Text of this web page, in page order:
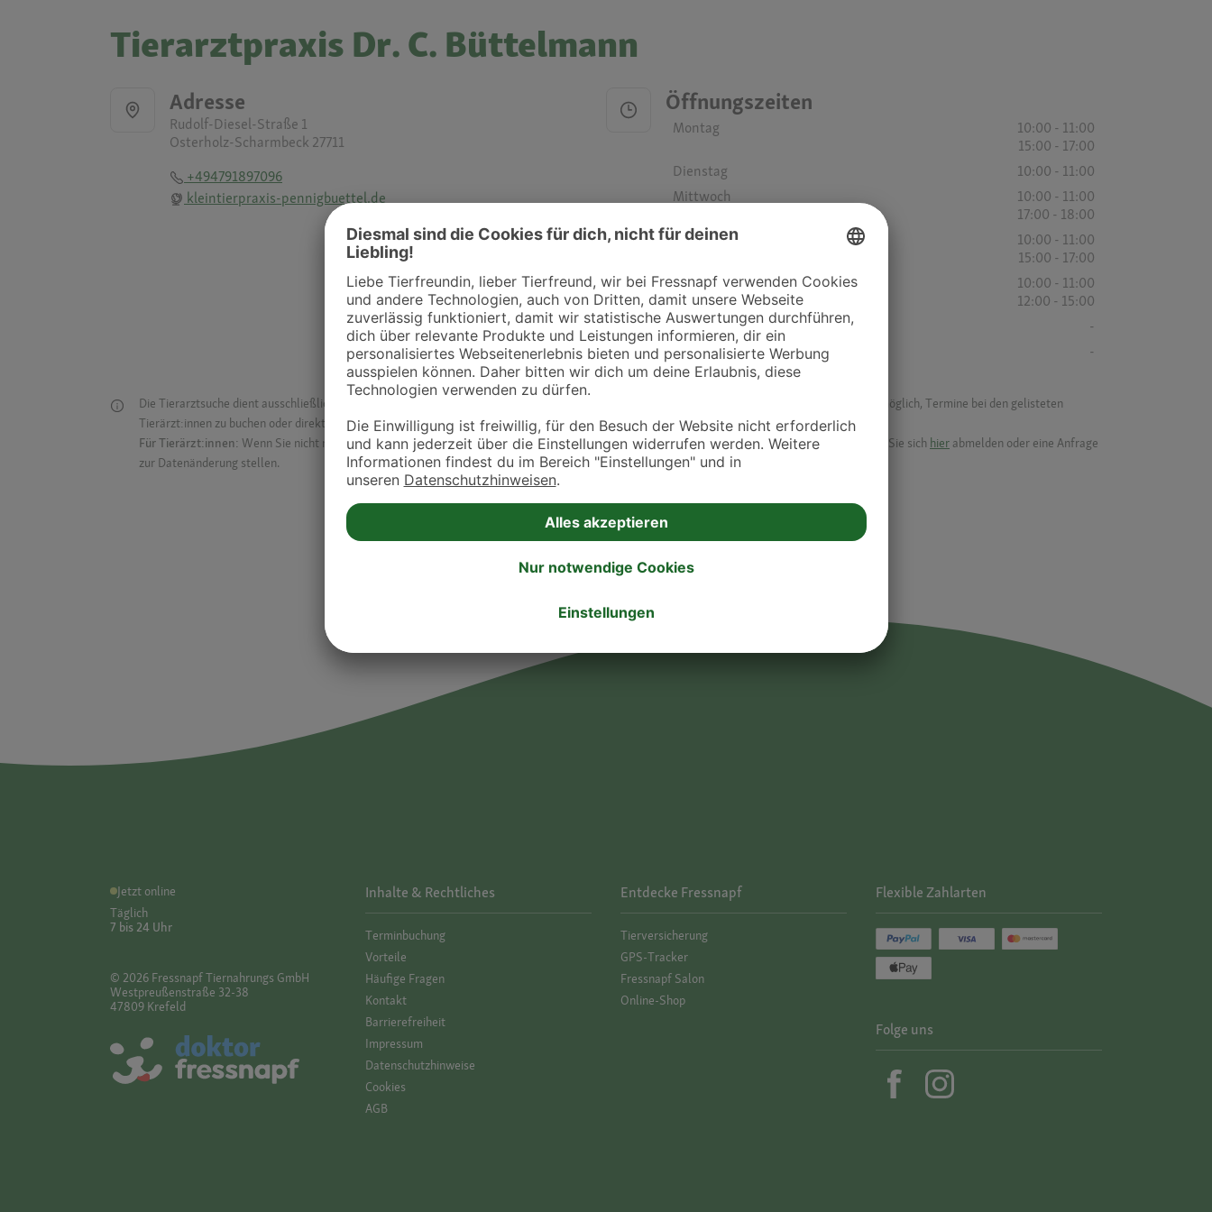
Tierarztpraxis Dr. C. Büttelmann
Adresse
Rudolf-Diesel-Straße 1
Osterholz-Scharmbeck 27711
+494791897096
kleintierpraxis-pennigbuettel.de
Öffnungszeiten
Montag
10:00 - 11:00
15:00 - 17:00
Dienstag
10:00 - 11:00
Mittwoch
10:00 - 11:00
17:00 - 18:00
Donnerstag
10:00 - 11:00
15:00 - 17:00
Freitag
10:00 - 11:00
12:00 - 15:00
Samstag
-
Sonntag
-
Die Tierarztsuche dient ausschließlich dazu, Tierarztpraxen und Kliniken in deiner Nähe übersichtlich anzuzeigen. Über Dr. Fressnapf ist es nicht möglich, Termine bei den gelisteten
Tierärzt:innen zu buchen oder direkt mit ihnen in Kontakt zu treten. Bitte wende dich hierfür direkt an die jeweilige Praxis oder Klinik.
Für Tierärzt:innen: Wenn Sie nicht mehr auf der Dr. Fressnapf Tierarztsuche als Praxis gelistet werden oder Ihre Daten ändern möchten, können Sie sich hier abmelden oder eine Anfrage
zur Datenänderung stellen.
Jetzt online
Täglich
7 bis 24 Uhr
© 2026 Fressnapf Tiernahrungs GmbH
Westpreußenstraße 32-38
47809 Krefeld
Inhalte & Rechtliches
Termin­buchung
Vorteile
Häufige Fragen
Kontakt
Barrierefreiheit
Impressum
Datenschutz­hinweise
Cookies
AGB
Entdecke Fressnapf
Tierversicherung
GPS-Tracker
Fressnapf Salon
Online-Shop
Flexible Zahlarten
Folge uns